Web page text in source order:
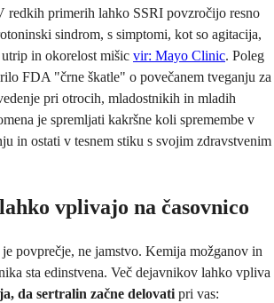
redkih primerih lahko SSRI povzročijo resno
sindrom, s simptomi, kot so agitacija,
in okorelost mišic vir: Mayo Clinic. Poleg
FDA "črne škatle" o povečanem tveganju za
pri otrocih, mladostnikih in mladih
je spremljati kakršne koli spremembe v
in ostati v tesnem stiku s svojim zdravstvenim
vplivajo na časovnico
povprečje, ne jamstvo. Kemija možganov in
sta edinstvena. Več dejavnikov lahko vpliva
da sertralin začne delovati pri vas: